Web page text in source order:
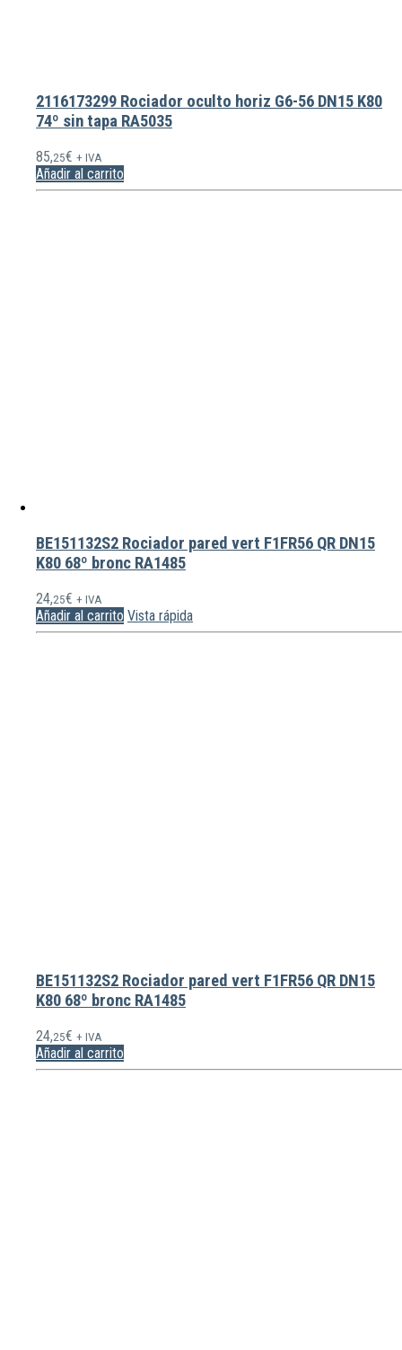
2116173299 Rociador oculto horiz G6-56 DN15 K80
74º sin tapa RA5035
85,25€ + IVA
Añadir al carrito
BE151132S2 Rociador pared vert F1FR56 QR DN15
K80 68º bronc RA1485
24,25€ + IVA
Añadir al carrito Vista rápida
BE151132S2 Rociador pared vert F1FR56 QR DN15
K80 68º bronc RA1485
24,25€ + IVA
Añadir al carrito